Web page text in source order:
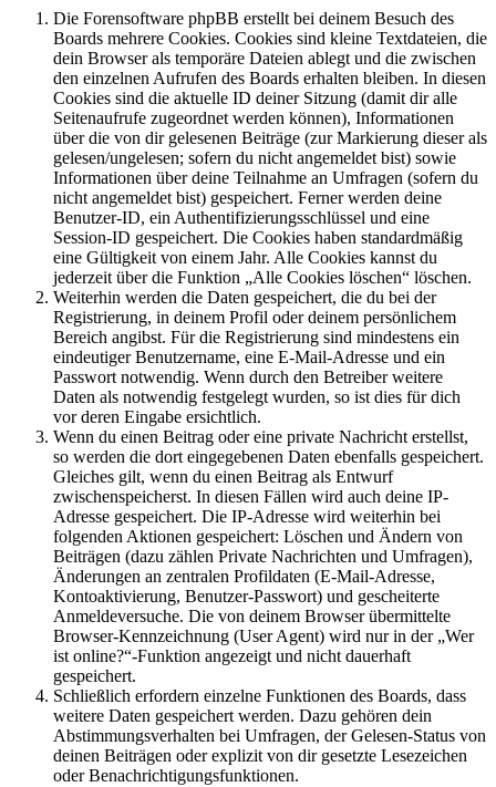
Die Forensoftware phpBB erstellt bei deinem Besuch des
Boards mehrere Cookies. Cookies sind kleine Textdateien, die
dein Browser als temporäre Dateien ablegt und die zwischen
den einzelnen Aufrufen des Boards erhalten bleiben. In diesen
Cookies sind die aktuelle ID deiner Sitzung (damit dir alle
Seitenaufrufe zugeordnet werden können), Informationen
über die von dir gelesenen Beiträge (zur Markierung dieser als
gelesen/ungelesen; sofern du nicht angemeldet bist) sowie
Informationen über deine Teilnahme an Umfragen (sofern du
nicht angemeldet bist) gespeichert. Ferner werden deine
Benutzer-ID, ein Authentifizierungsschlüssel und eine
Session-ID gespeichert. Die Cookies haben standardmäßig
eine Gültigkeit von einem Jahr. Alle Cookies kannst du
jederzeit über die Funktion „Alle Cookies löschen“ löschen.
Weiterhin werden die Daten gespeichert, die du bei der
Registrierung, in deinem Profil oder deinem persönlichem
Bereich angibst. Für die Registrierung sind mindestens ein
eindeutiger Benutzername, eine E-Mail-Adresse und ein
Passwort notwendig. Wenn durch den Betreiber weitere
Daten als notwendig festgelegt wurden, so ist dies für dich
vor deren Eingabe ersichtlich.
Wenn du einen Beitrag oder eine private Nachricht erstellst,
so werden die dort eingegebenen Daten ebenfalls gespeichert.
Gleiches gilt, wenn du einen Beitrag als Entwurf
zwischenspeicherst. In diesen Fällen wird auch deine IP-
Adresse gespeichert. Die IP-Adresse wird weiterhin bei
folgenden Aktionen gespeichert: Löschen und Ändern von
Beiträgen (dazu zählen Private Nachrichten und Umfragen),
Änderungen an zentralen Profildaten (E-Mail-Adresse,
Kontoaktivierung, Benutzer-Passwort) und gescheiterte
Anmeldeversuche. Die von deinem Browser übermittelte
Browser-Kennzeichnung (User Agent) wird nur in der „Wer
ist online?“-Funktion angezeigt und nicht dauerhaft
gespeichert.
Schließlich erfordern einzelne Funktionen des Boards, dass
weitere Daten gespeichert werden. Dazu gehören dein
Abstimmungsverhalten bei Umfragen, der Gelesen-Status von
deinen Beiträgen oder explizit von dir gesetzte Lesezeichen
oder Benachrichtigungsfunktionen.